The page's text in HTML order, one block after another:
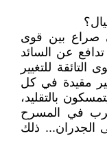
صراع بين قوى
تدافع عن السائد
للتغيير
مقيدة في كل
بالتقليد،
في المسرح
الجدران... ذلك